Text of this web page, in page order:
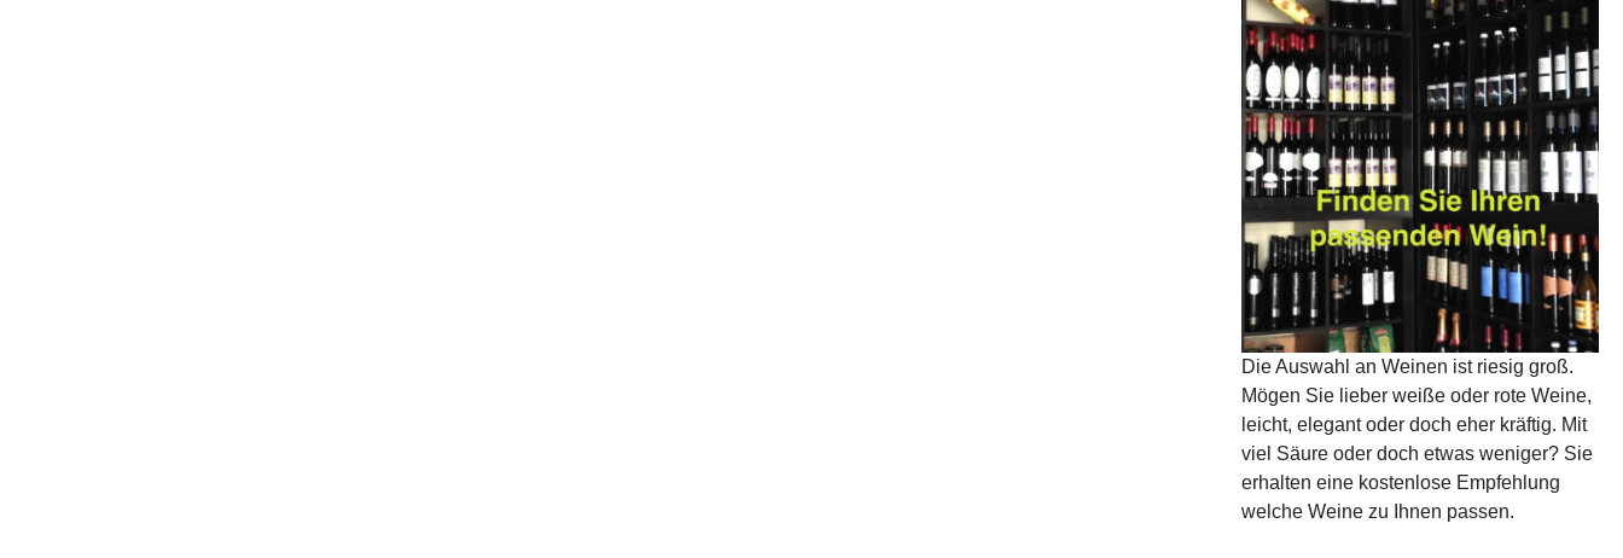
Die Auswahl an Weinen ist riesig groß.
Mögen Sie lieber weiße oder rote Weine,
leicht, elegant oder doch eher kräftig. Mit
viel Säure oder doch etwas weniger? Sie
erhalten eine kostenlose Empfehlung
welche Weine zu Ihnen passen.